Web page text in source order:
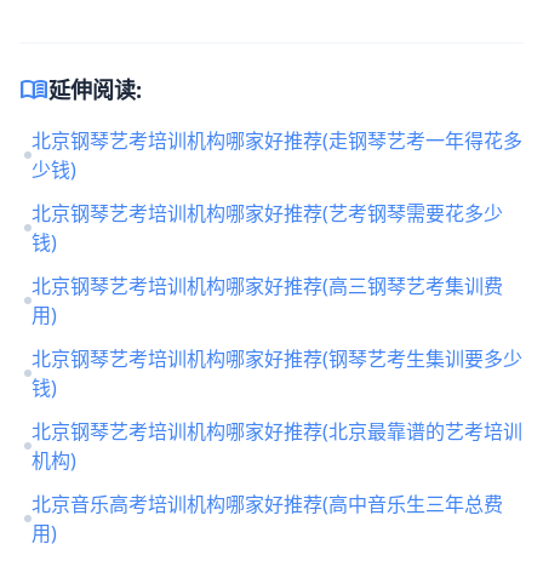
menu_book延伸阅读:
北京钢琴艺考培训机构哪家好推荐(走钢琴艺考一年得花多
少钱)
北京钢琴艺考培训机构哪家好推荐(艺考钢琴需要花多少
钱)
北京钢琴艺考培训机构哪家好推荐(高三钢琴艺考集训费
用)
北京钢琴艺考培训机构哪家好推荐(钢琴艺考生集训要多少
钱)
北京钢琴艺考培训机构哪家好推荐(北京最靠谱的艺考培训
机构)
北京音乐高考培训机构哪家好推荐(高中音乐生三年总费
用)